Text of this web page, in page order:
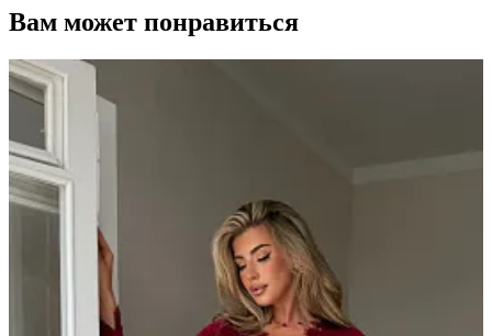
Вам может понравиться